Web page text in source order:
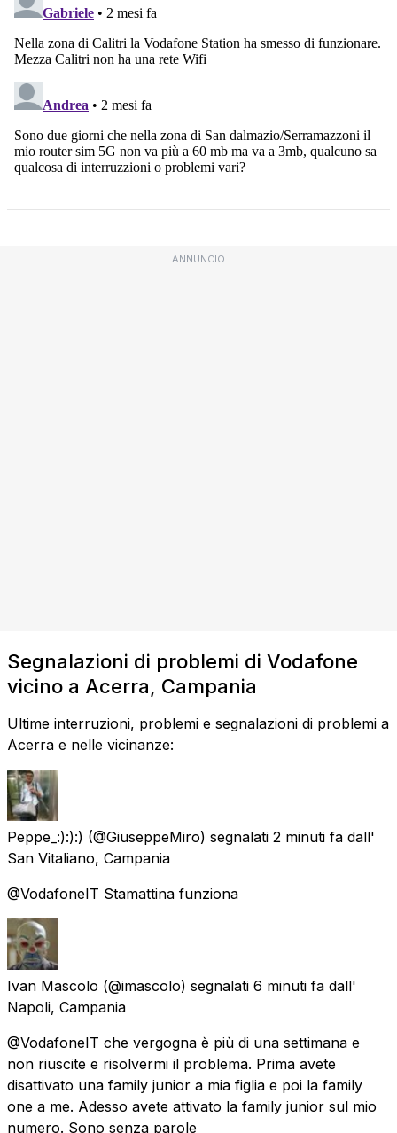
ANNUNCIO
Segnalazioni di problemi di Vodafone
vicino a Acerra, Campania
Ultime interruzioni, problemi e segnalazioni di problemi a
Acerra e nelle vicinanze:
Peppe_:):):) (@GiuseppeMiro) segnalati 2 minuti fa dall'
San Vitaliano, Campania
@VodafoneIT Stamattina funziona
Ivan Mascolo (@imascolo) segnalati 6 minuti fa dall'
Napoli, Campania
@VodafoneIT che vergogna è più di una settimana e
non riuscite e risolvermi il problema. Prima avete
disattivato una family junior a mia figlia e poi la family
one a me. Adesso avete attivato la family junior sul mio
numero. Sono senza parole